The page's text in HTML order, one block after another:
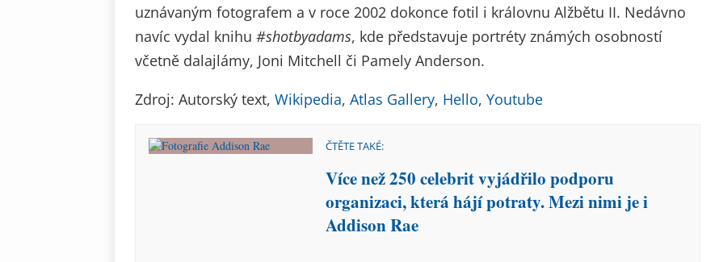
uznávaným fotografem a v roce 2002 dokonce fotil i královnu Alžbětu II. Nedávno
navíc vydal knihu #shotbyadams, kde představuje portréty známých osobností
včetně dalajlámy, Joni Mitchell či Pamely Anderson.
Zdroj: Autorský text, Wikipedia, Atlas Gallery, Hello, Youtube
ČTĚTE TAKÉ:
Více než 250 celebrit vyjádřilo podporu
organizaci, která hájí potraty. Mezi nimi je i
Addison Rae